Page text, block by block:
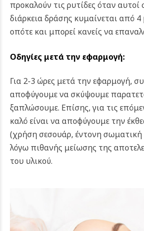
προκαλούν τις ρυτίδες όταν
διάρκεια δράσης κυμαίνεται από 4
οπότε και μπορεί κανείς να
Οδηγίες μετά την εφαρμογή:
Για 2-3 ώρες μετά την εφαρμογή,
αποφύγουμε να σκύψουμε
ξαπλώσουμε. Επίσης, για τις
καλό είναι να αποφύγουμε την
(χρήση σεσουάρ, έντονη
λόγω πιθανής μείωσης της
του υλικού.